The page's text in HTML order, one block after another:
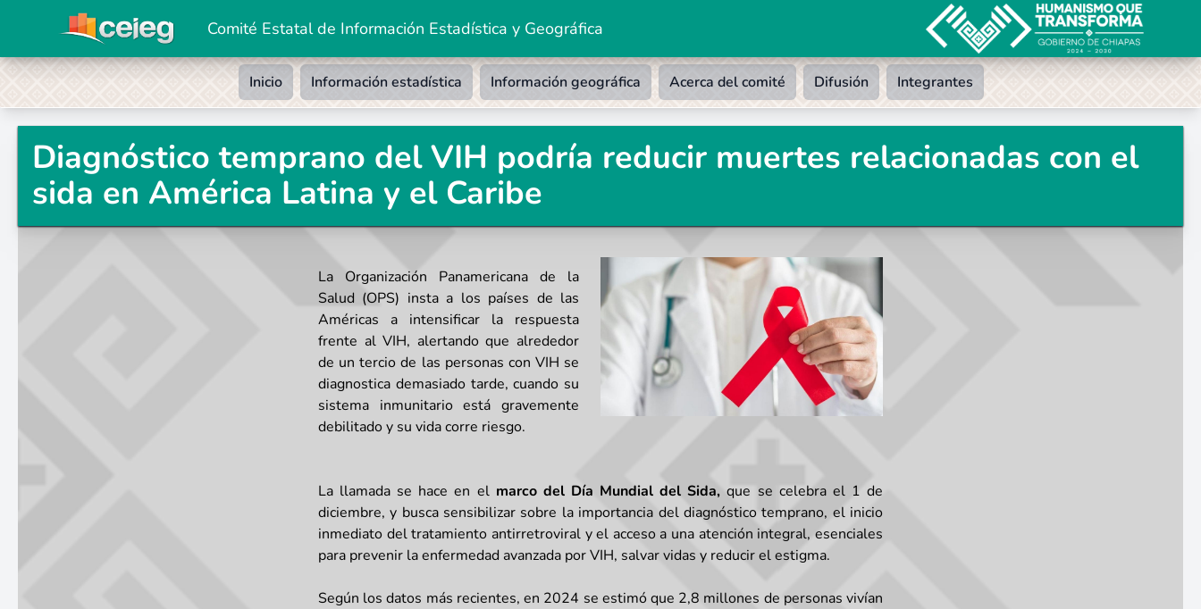
Comité Estatal de Información Estadística y Geográfica
Inicio Información estadística Información geográfica Acerca del comité Difusión Integrantes
Diagnóstico temprano del VIH podría reducir muertes relacionadas con el
sida en América Latina y el Caribe
La Organización Panamericana de la
Salud (OPS) insta a los países de las
Américas a intensificar la respuesta
frente al VIH, alertando que alrededor
de un tercio de las personas con VIH se
diagnostica demasiado tarde, cuando su
sistema inmunitario está gravemente
debilitado y su vida corre riesgo.
La llamada se hace en elmarco del Día Mundial del Sida,que se celebra el 1 de
diciembre, y busca sensibilizar sobre la importancia del diagnóstico temprano, el inicio
inmediato del tratamiento antirretroviral y el acceso a una atención integral, esenciales
para prevenir la enfermedad avanzada por VIH, salvar vidas y reducir el estigma.
Según los datos más recientes, en 2024 se estimó que 2,8 millones de personas vivían